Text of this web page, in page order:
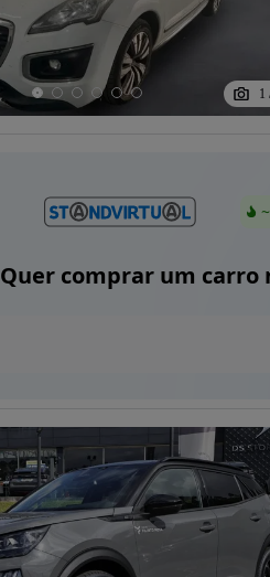
1
Quer comprar um carro